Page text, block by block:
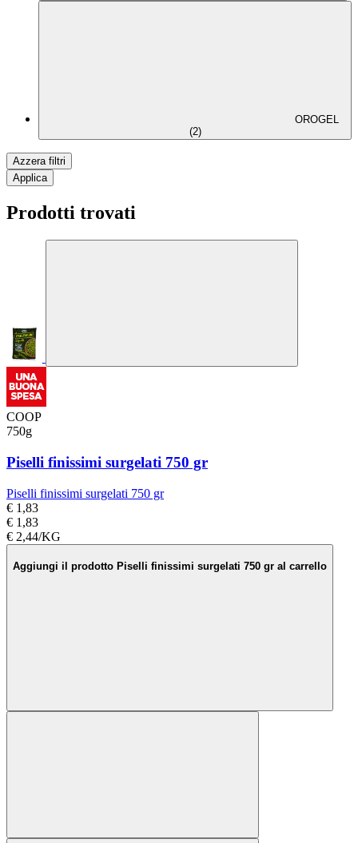
OROGEL
(2)
Azzera filtri
Applica
Prodotti trovati
COOP
750g
Piselli finissimi surgelati 750 gr
Piselli finissimi surgelati 750 gr
€ 1,83
€ 1,83
€ 2,44/KG
Aggiungi il prodotto Piselli finissimi surgelati 750 gr al carrello